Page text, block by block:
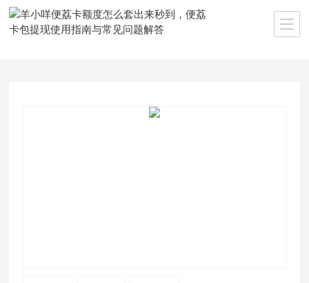
当前位置：